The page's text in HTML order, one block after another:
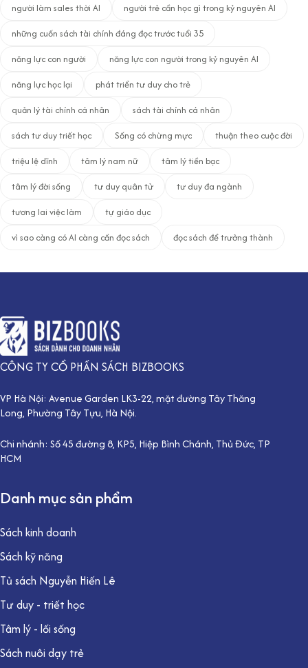
người làm sales thời AI
người trẻ cần học gì trong kỷ nguyên AI
những cuốn sách tài chính đáng đọc trước tuổi 35
năng lực con người
năng lực con người trong kỷ nguyên AI
năng lực học lại
phát triển tư duy cho trẻ
quản lý tài chính cá nhân
sách tài chính cá nhân
sách tư duy triết học
Sống có chừng mực
thuận theo cuộc đời
triệu lệ dĩnh
tâm lý nam nữ
tâm lý tiền bạc
tâm lý đời sống
tư duy quân tử
tư duy đa ngành
tương lai việc làm
tự giáo dục
vì sao càng có AI càng cần đọc sách
đọc sách để trưởng thành
CÔNG TY CỔ PHẦN SÁCH BIZBOOKS
VP Hà Nội: Avenue Garden LK3-22, mặt đường Tây Thăng
Long, Phường Tây Tựu, Hà Nội.
Chi nhánh: Số 45 đường 8, KP5, Hiệp Bình Chánh, Thủ Đức, TP
HCM
Danh mục sản phẩm
Sách kinh doanh
Sách kỹ năng
Tủ sách Nguyễn Hiến Lê
Tư duy - triết học
Tâm lý - lối sống
Sách nuôi dạy trẻ